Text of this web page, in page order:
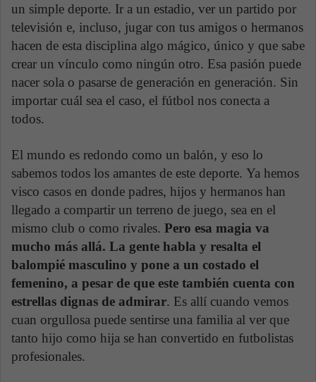
un simple deporte. Ir a un estadio, ver un partido por
televisión e, incluso, jugar con tus amigos o hermanos
hacen de esta disciplina algo mágico, único y que sabe
crear un vínculo como ningún otro. Esa pasión puede
nacer sola o pasarse de generación en generación. Sin
importar cuál sea el caso, el fútbol nos conecta a
todos.
El mundo es redondo como un balón, y eso lo
sabemos todos los amantes de este deporte. Ya hemos
visco casos en donde padres, hijos y hermanos han
llegado a compartir un terreno de juego, sea en el
mismo club o como rivales. Pero esa magia va
mucho más allá. La gente habla y resalta el
balompié masculino y pone a un costado el
femenino, a pesar de que este también cuenta con
estrellas dignas de admirar. Es allí cuando vemos
cuan orgullosa puede sentirse una familia al ver que
tanto hijo como hija se han convertido en futbolistas
profesionales.